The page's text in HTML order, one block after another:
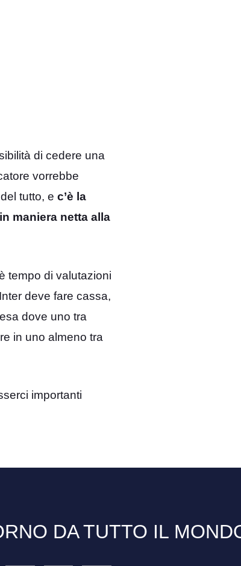
di cedere una
vorrebbe
tutto, e c’è la
maniera netta alla
tempo di valutazioni
deve fare cassa,
dove uno tra
in uno almeno tra
importanti
DA TUTTO IL